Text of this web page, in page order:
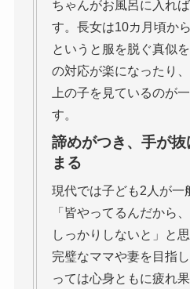
ちゃんがお風呂に入れ
す。長女は10カ月頃か
というと服を脱ぐ真似
の対応が楽になったり
上の子を見ているのが
す。
諦めがつき、手が
まる
現代では子ども2人が一
「皆やってるんだから
しっかりしないと」と
完璧なママや妻を目指
っては心身ともに疲れ